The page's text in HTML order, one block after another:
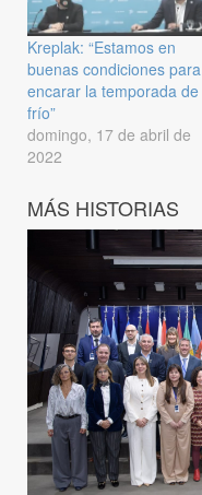
Kreplak: “Estamos en
buenas condiciones para
encarar la temporada de
frío”
domingo, 17 de abril de
2022
MÁS HISTORIAS